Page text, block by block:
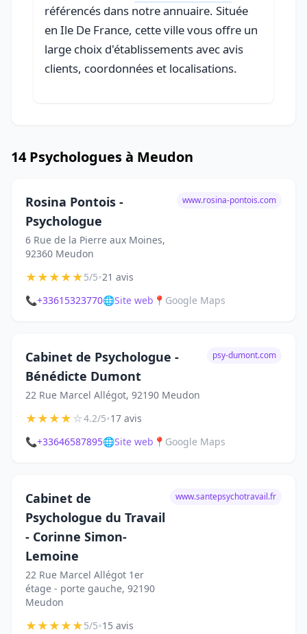
référencés dans notre annuaire. Située
en Ile De France, cette ville vous offre un
large choix d'établissements avec avis
clients, coordonnées et localisations.
14 Psychologues à Meudon
Rosina Pontois -
Psychologue
6 Rue de la Pierre aux Moines,
92360 Meudon
www.rosina-pontois.com
★★★★★5/5•21 avis
📞+33615323770🌐Site web 📍 Google Maps
Cabinet de Psychologue -
Bénédicte Dumont
22 Rue Marcel Allégot, 92190 Meudon
psy-dumont.com
★★★★☆4.2/5•17 avis
📞+33646587895🌐Site web 📍 Google Maps
Cabinet de
Psychologue du Travail
- Corinne Simon-
Lemoine
22 Rue Marcel Allégot 1er
étage - porte gauche, 92190
Meudon
www.santepsychotravail.fr
★★★★★5/5•15 avis